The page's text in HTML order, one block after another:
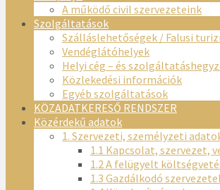
A működő civil szervezeteink
Szolgáltatások
Szálláslehetőségek / Falusi
Vendéglátóhelyek
Helyi cég – és
Közlekedési információk
Egyéb szolgáltatások
KÖZADATKERESŐ RENDSZER
Közérdekű adatok
1. Szervezeti, személyzeti
1.1 Kapcsolat, szervezet,
1.2 A felügyelt
1.3 Gazdálkodó